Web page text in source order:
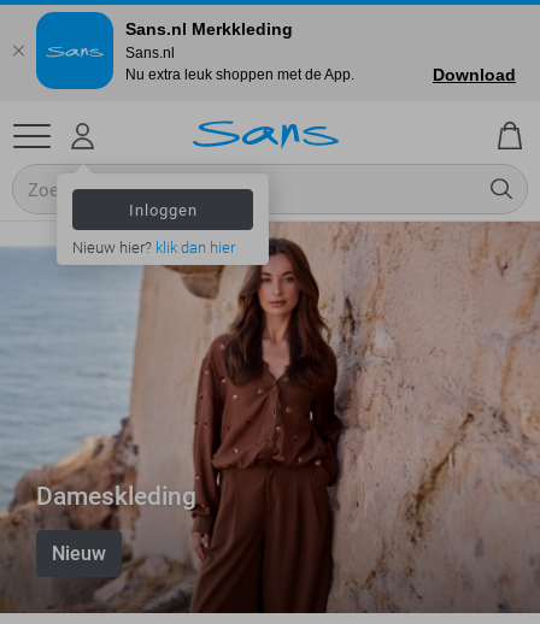
Inloggen
Nieuw hier? klik dan hier
Dameskleding
Nieuw
Sans.nl Merkkleding
Sans.nl
Nu extra leuk shoppen met de App.
Download